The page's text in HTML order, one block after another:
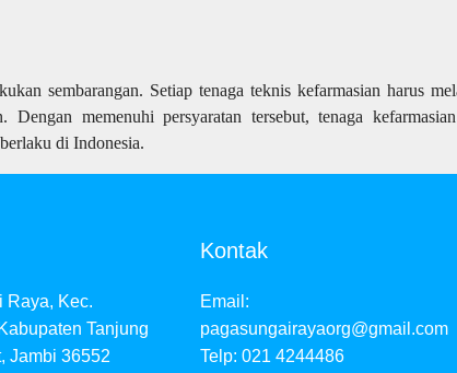
sembarangan. Setiap tenaga teknis kefarmasian harus
Dengan memenuhi persyaratan tersebut, tenaga
di Indonesia.
Raya, Kec.
Tanjung
Jambi 36552
Kontak
Email:
pagasungairayaorg@gmail.com
Telp: 021 4244486